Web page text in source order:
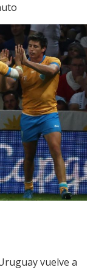
vuelve a